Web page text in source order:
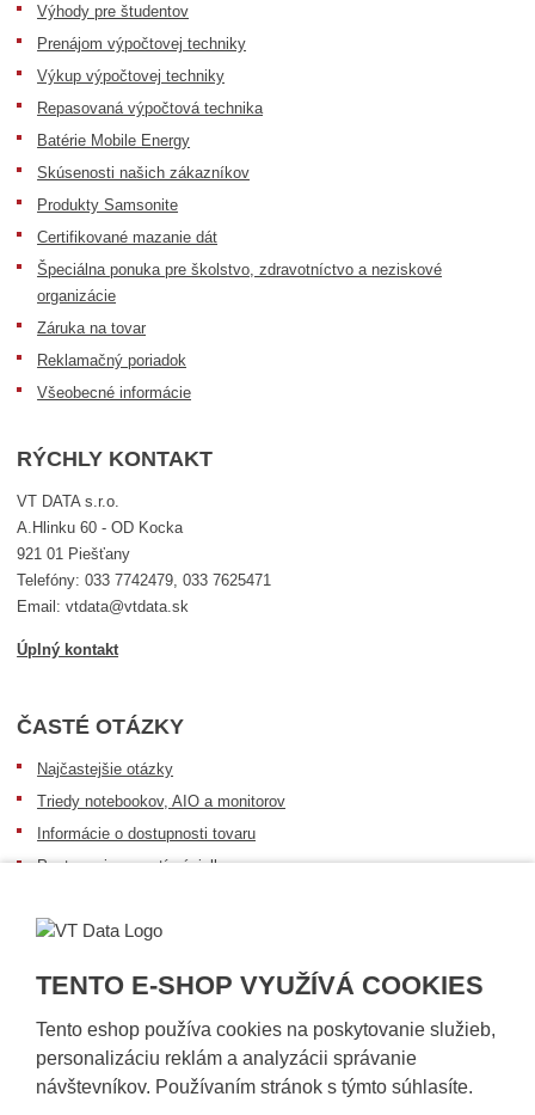
TENTO E-SHOP VYUŽÍVÁ COOKIES
Tento eshop používa cookies na poskytovanie služieb,
personalizáciu reklám a analyzácii správanie
návštevníkov. Používaním stránok s týmto súhlasíte.
Výhody pre študentov
Prenájom výpočtovej techniky
Výkup výpočtovej techniky
Repasovaná výpočtová technika
Batérie Mobile Energy
Skúsenosti našich zákazníkov
Produkty Samsonite
Certifikované mazanie dát
Špeciálna ponuka pre školstvo, zdravotníctvo a neziskové
organizácie
Záruka na tovar
Reklamačný poriadok
Všeobecné informácie
RÝCHLY KONTAKT
VT DATA s.r.o.
A.Hlinku 60 - OD Kocka
921 01 Piešťany
Telefóny: 033 7742479, 033 7625471
Email: vtdata@vtdata.sk
Úplný kontakt
ČASTÉ OTÁZKY
Najčastejšie otázky
Triedy notebookov, AIO a monitorov
Informácie o dostupnosti tovaru
Postup pri prevzatí zásielky
Sledovanie zásielok